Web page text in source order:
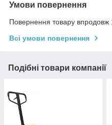
Умови повернення
Повернення товару впродовж
Всі умови повернення
Подібні товари компанії